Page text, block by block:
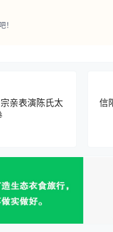
元璋为了报复，派兵进驻“
！
亲表演陈氏太
信